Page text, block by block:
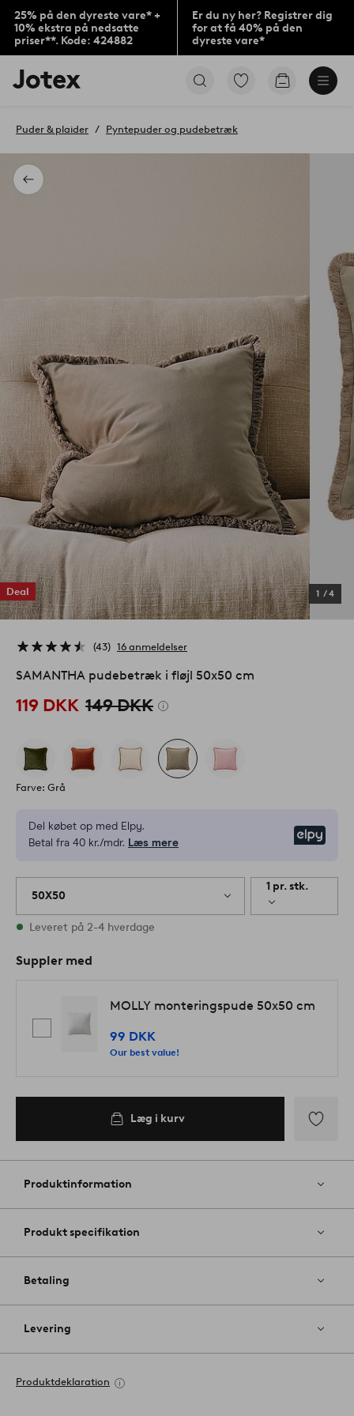
25% på den dyreste vare* +
10% ekstra på nedsatte
priser**. Kode: 424882
Er du ny her? Registrer dig
for at få 40% på den
dyreste vare*
Jotex
logo
til
Gå
Gå
Tilbage
Puder & plaider Pyntepuder og pudebetræk
Deal 1 /4
43 16 anmeldelser
SAMANTHA pudebetræk i fløjl 50x50 cm
119 DKK 149 DKK
Farve: Grå
Del købet op med Elpy.
Betal fra 40 kr./mdr. Læs mere
50X50
1 pr. stk.
På lager
Leveret på 2-4 hverdage
Suppler med
MOLLY monteringspude 50x50 cm
99 DKK
Our best value!
Læg i kurv
til
Produktinformation
Produkt specifikation
Betaling
Levering
Produktdeklaration